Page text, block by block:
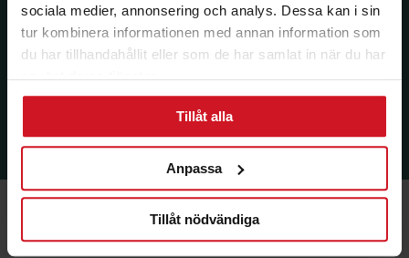
sociala medier, annonsering och analys. Dessa kan i sin
tur kombinera informationen med annan information som
du har tillhandahållit eller som de har samlat in när du har
använt deras tjänster.
Tillåt alla
Anpassa
Tillåt nödvändiga